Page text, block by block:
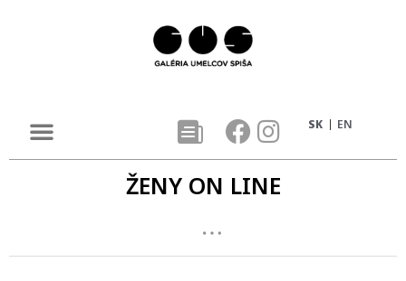
SK EN
ŽENY ON LINE